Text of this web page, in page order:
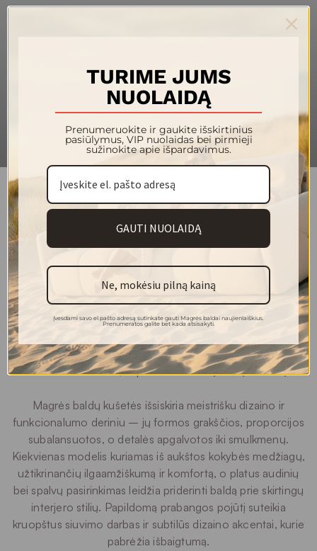
Kušetės – tai universalus baldas, jungiantis patogumą,
stilių ir praktiškumą. Jos puikiai tinka tiek mažesnėms
erdvėms, kur kiekvienas kvadratinis metras svarbus, tiek
erdviems interjerams, kuriuose siekiama išlaikyti tvarką ir
vizualinę pusiausvyrą. Dėl lengvai transformuojamos
konstrukcijos kušetė gali būti naudojama tiek kaip dienos
poilsio vieta, tiek kaip patogi lova svečiams ar vaikų
daiktadėžę, leidžiančią patogiai laikyti patalynę ar
sezoninius daiktus, taip išlaikant namų švarą ir tvarką.
Magrės baldų kušetės išsiskiria meistrišku dizaino ir
funkcionalumo deriniu – jų formos grakščios, proporcijos
subalansuotos, o detalės apgalvotos iki smulkmenų.
Kiekvienas modelis kuriamas iš aukštos kokybės medžiagų,
užtikrinančių ilgaamžiškumą ir komfortą, o platus audinių
bei spalvų pasirinkimas leidžia priderinti baldą prie skirtingų
interjero stilių. Papildomą prabangos pojūtį suteikia
kruopštus siuvimo darbas ir subtilūs dizaino akcentai, kurie
pabrėžia išbaigtumą.
TURIME JUMS
NUOLAIDĄ
Prenumeruokite ir gaukite išskirtinius
pasiūlymus, VIP nuolaidas bei pirmieji
sužinokite apie išpardavimus.
GAUTI NUOLAIDĄ
Ne, mokėsiu pilną kainą
Įvesdami savo el.pašto adresą sutinkate gauti Magrės baldai naujienlaiškius.
Prenumeratos galite bet kada atsisakyti.